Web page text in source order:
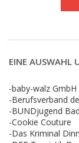
EINE AUSWAHL
-baby-walz GmbH
-Berufsverband
-BUNDjugend
-Cookie Couture
-Das Kriminal